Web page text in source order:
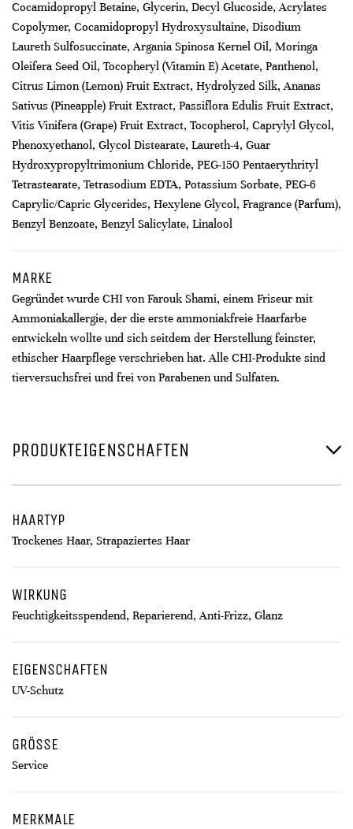
Cocamidopropyl Betaine, Glycerin, Decyl Glucoside, Acrylates
Copolymer, Cocamidopropyl Hydroxysultaine, Disodium
Laureth Sulfosuccinate, Argania Spinosa Kernel Oil, Moringa
Oleifera Seed Oil, Tocopheryl (Vitamin E) Acetate, Panthenol,
Citrus Limon (Lemon) Fruit Extract, Hydrolyzed Silk, Ananas
Sativus (Pineapple) Fruit Extract, Passiflora Edulis Fruit Extract,
Vitis Vinifera (Grape) Fruit Extract, Tocopherol, Caprylyl Glycol,
Phenoxyethanol, Glycol Distearate, Laureth-4, Guar
Hydroxypropyltrimonium Chloride, PEG-150 Pentaerythrityl
Tetrastearate, Tetrasodium EDTA, Potassium Sorbate, PEG-6
Caprylic/Capric Glycerides, Hexylene Glycol, Fragrance (Parfum),
Benzyl Benzoate, Benzyl Salicylate, Linalool
MARKE
Gegründet wurde CHI von Farouk Shami, einem Friseur mit
Ammoniakallergie, der die erste ammoniakfreie Haarfarbe
entwickeln wollte und sich seitdem der Herstellung feinster,
ethischer Haarpflege verschrieben hat. Alle CHI-Produkte sind
tierversuchsfrei und frei von Parabenen und Sulfaten.
PRODUKTEIGENSCHAFTEN
HAARTYP
Trockenes Haar, Strapaziertes Haar
WIRKUNG
Feuchtigkeitsspendend, Reparierend, Anti-Frizz, Glanz
EIGENSCHAFTEN
UV-Schutz
GRÖSSE
Service
MERKMALE